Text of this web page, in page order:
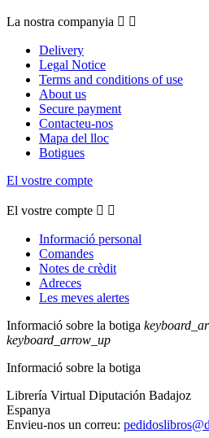
La nostra companyia  
Delivery
Legal Notice
Terms and conditions of use
About us
Secure payment
Contacteu-nos
Mapa del lloc
Botigues
El vostre compte
El vostre compte  
Informació personal
Comandes
Notes de crèdit
Adreces
Les meves alertes
Informació sobre la botiga
keyboard_arrow_up
Informació sobre la botiga
Librería Virtual Diputación Badajoz
Espanya
Envieu-nos un correu: